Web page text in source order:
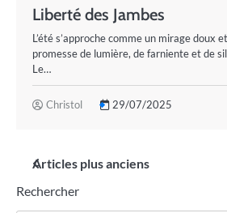
Liberté des Jambes
L’été s’approche comme un mirage doux
promesse de lumière, de farniente et de
Le…
Christol 29/07/2025
Navigation
des
Articles plus anciens
Rechercher